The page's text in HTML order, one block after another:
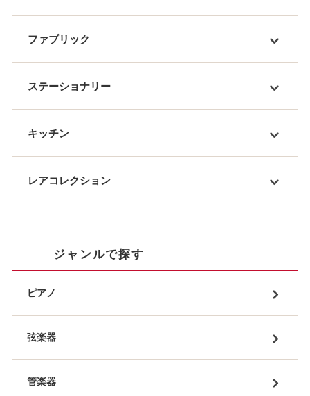
ファブリック
ステーショナリー
キッチン
レアコレクション
ジャンルで探す
ピアノ
弦楽器
管楽器